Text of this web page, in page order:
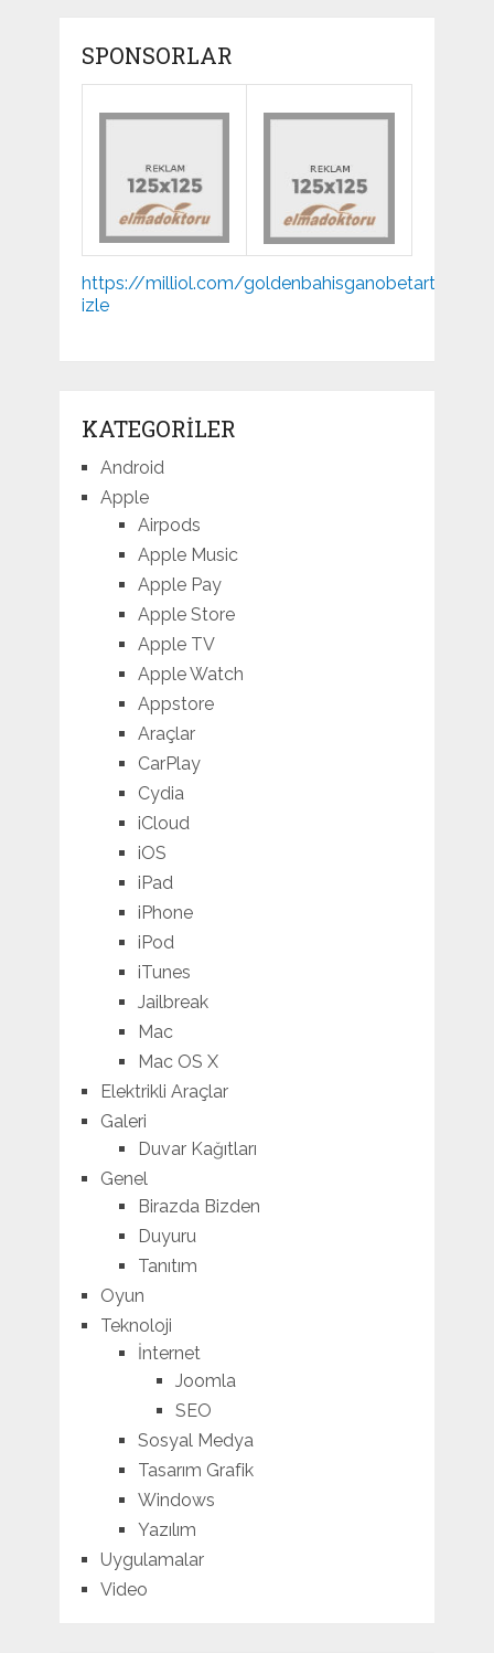
SPONSORLAR
Mp3
indir
https://milliol.com/goldenbahisganobet
izle
KATEGORILER
Android
Apple
Airpods
Apple Music
Apple Pay
Apple Store
Apple TV
Apple Watch
Appstore
Araçlar
CarPlay
Cydia
iCloud
iOS
iPad
iPhone
iPod
iTunes
Jailbreak
Mac
Mac OS X
Elektrikli Araçlar
Galeri
Duvar Kağıtları
Genel
Birazda Bizden
Duyuru
Tanıtım
Oyun
Teknoloji
İnternet
Joomla
SEO
Sosyal Medya
Tasarım Grafik
Windows
Yazılım
Uygulamalar
Video